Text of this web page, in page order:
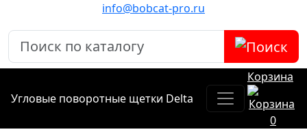
info@bobcat-pro.ru
Угловые поворотные щетки Delta
Корзина
0